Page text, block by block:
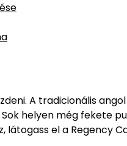
A tradicionális
helyen még fekete
el a Regency